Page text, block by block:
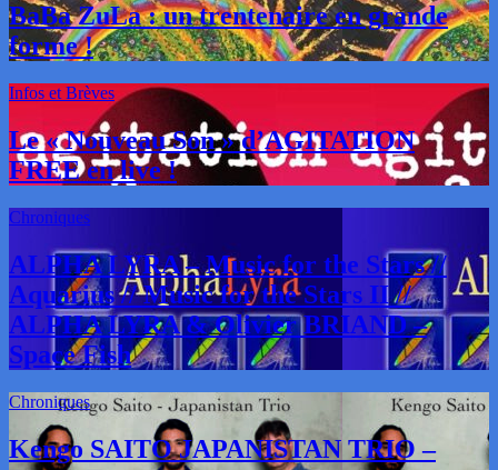
BaBa ZuLa : un trentenaire en grande
forme !
Infos et Brèves
Le « Nouveau Son » d’AGITATION
FREE en live !
Chroniques
ALPHA LYRA – Music for the Stars //
Aquarius // Music for the Stars II //
ALPHA LYRA & Olivier BRIAND –
Space Fish
Chroniques
Kengo SAITO JAPANISTAN TRIO –